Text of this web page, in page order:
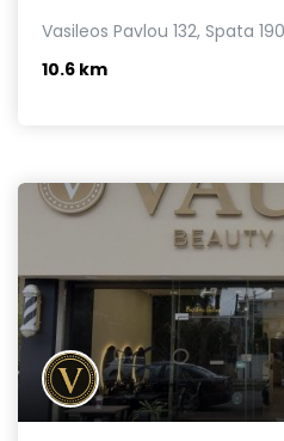
Vasileos Pavlou 132, Spata
10.6 km